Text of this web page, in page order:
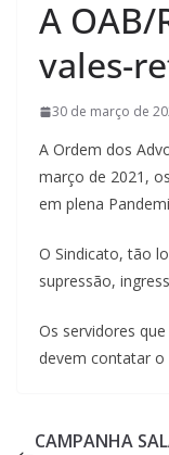
A OAB/
vales-
30 de março de
A Ordem dos
março de 2021,
em plena
O Sindicato, tão
supressão,
Os servidores
devem contatar o
CAMPANHA